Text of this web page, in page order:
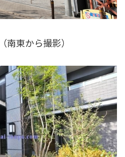
南東から撮影）